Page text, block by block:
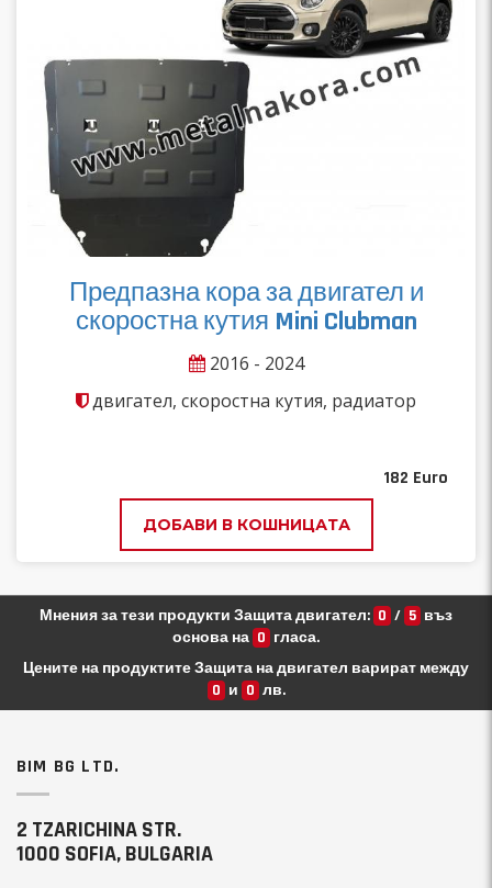
Предпазна кора за двигател и
скоростна кутия Mini Clubman
2016 - 2024
двигател, скоростна кутия, радиатор
182 Euro
ДОБАВИ В КОШНИЦАТА
Мнения за тези продукти Защита двигател: 0 / 5 въз
основа на 0 гласа.
Цените на продуктите Защита на двигател варират между
0 и 0 лв.
BIM BG LTD.
2 TZARICHINA STR.
1000 SOFIA, BULGARIA